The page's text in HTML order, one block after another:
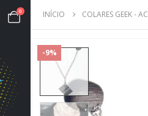
0 INÍCIO COLARES GEEK -
-9%